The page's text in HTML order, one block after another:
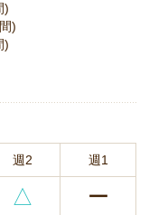
)
)
)
週2 週1
△ ー